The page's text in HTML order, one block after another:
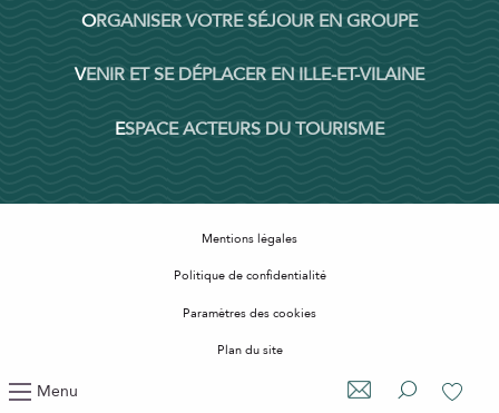
Menu
ORGANISER VOTRE SÉJOUR EN GROUPE
VENIR ET SE DÉPLACER EN ILLE-ET-VILAINE
ESPACE ACTEURS DU TOURISME
Mentions légales
Politique de confidentialité
Paramètres des cookies
Plan du site